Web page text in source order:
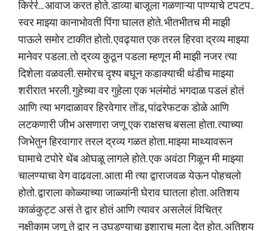
किर्रर्र... आवाज करत होते. डाव्या बाजूला गळणाऱ्या पाण्याचे टपटप..
स्वर माझ्या कानाभोवती पिंगा घालत होते. भीतभीतच मी माझी
पाऊले समोर टाकीत होतो. एवढ्यात एक तरल हिरवा द्रव्य माझ्या
मानेवर पडला. तो द्रव्य कुठून पडला म्हणून मी माझी नजर त्या
दिशेला वळवली. समोरच दृश्य बघून कडाक्याची थंडीच माझ्या
शरीरात भरली. गुहेच्या वर गुहेला एक भलंमोठं भगदाळ पडलं होतं
आणि त्या भगदाळावर हिरवेगार तोंड, पांढरेफटक डोळे आणि
लटकणारी जीभ असणारा जणू एक राक्षसच बसला होता. त्याच्या
जिभेतुन हिरवागार तरल द्रव्य गळत होता. माझ्या माथ्यावरून
घामाचे टपोरे थेंब ओघळू लागले होते. एक अवंठा गिळून मी माझ्या
चालण्याचा वेग वाढवला. आता मी त्या द्वाराजवळ येऊन पोहचलो
होतो. द्वाराला कोळ्याच्या जाळ्यांनी घेराव घातला होता. अतिशय
काळंकुट्ट असं ते द्वार होतं आणि त्यावर असलेलं विचित्र
नक्षीकाम जणू ते द्वार न उघडण्याचा इशाराच मला देत होत. अतिशय